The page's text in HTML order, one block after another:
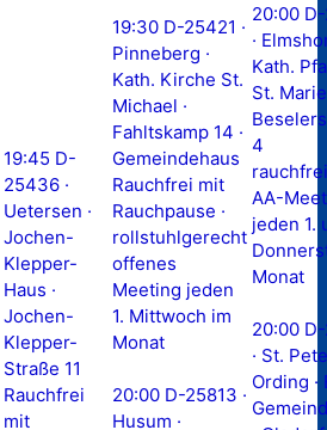
19:45 D-
25436 ·
Uetersen ·
Jochen-
Klepper-
Haus ·
Jochen-
Klepper-
Straße 11
Rauchfrei
mit
19:30 D-25421 ·
Pinneberg ·
Kath. Kirche St.
Michael ·
Fahltskamp 14 ·
Gemeindehaus
Rauchfrei mit
Rauchpause ·
rollstuhlgerecht
offenes
Meeting jeden
1. Mittwoch im
Monat
20:00 D-25813 ·
Husum ·
20:00
·
Kath.
St.
4
rauchfrei
AA-
jeden 1.
Monat
20:00
· St.
Ording ·